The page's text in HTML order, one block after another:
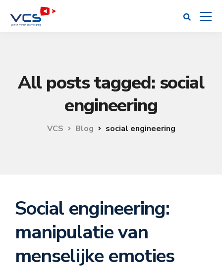
All posts tagged: social
engineering
VCS Blog social engineering
Social engineering:
manipulatie van
menselijke emoties